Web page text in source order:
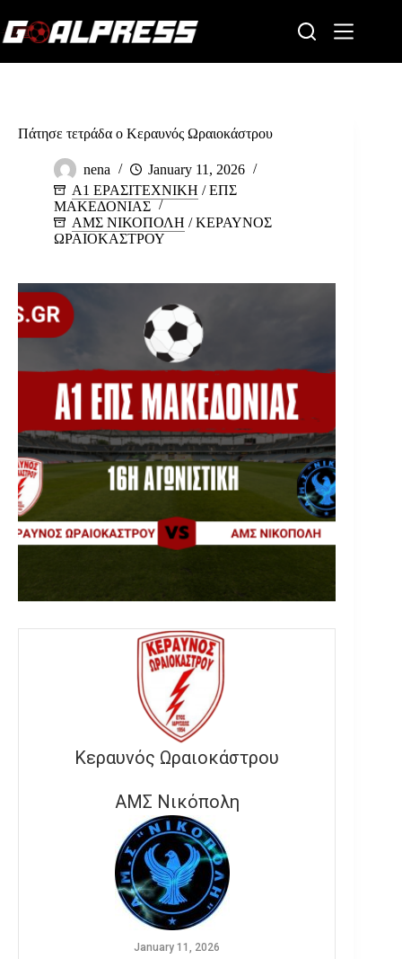
to
content
Πάτησε τετράδα ο Κεραυνός Ωραιοκάστρου
nena
January 11, 2026
Α1 ΕΡΑΣΙΤΕΧΝΙΚΗ /ΕΠΣ
ΜΑΚΕΔΟΝΙΑΣ
ΑΜΣ ΝΙΚΟΠΟΛΗ /ΚΕΡΑΥΝΟΣ
ΩΡΑΙΟΚΑΣΤΡΟΥ
Κεραυνός Ωραιοκάστρου
ΑΜΣ Νικόπολη
January 11, 2026